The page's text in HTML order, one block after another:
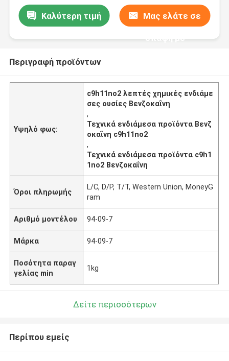
Καλύτερη τιμή Μας ελάτε σε
επαφή με
Περιγραφή προϊόντων
Υψηλό φως:
c9h11no2 λεπτές χημικές ενδιάμε
σες ουσίες Βενζοκαΐνη
,
Τεχνικά ενδιάμεσα προϊόντα Βενζ
οκαΐνη c9h11no2
,
Τεχνικά ενδιάμεσα προϊόντα c9h1
1no2 Βενζοκαΐνη
Όροι πληρωμής
L/C, D/P, T/T, Western Union, MoneyG
ram
Αριθμό μοντέλου 94-09-7
Μάρκα 94-09-7
Ποσότητα παραγ
γελίας min
1kg
Δείτε περισσότερων
Περίπου εμείς